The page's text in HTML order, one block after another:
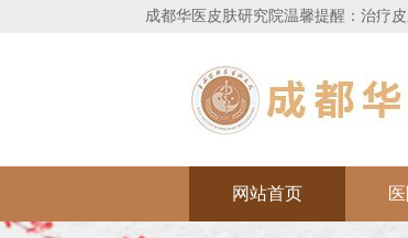
成都华医皮肤研究院温馨提醒：治疗
网站首页